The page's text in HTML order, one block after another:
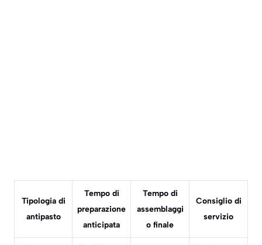
Tipologia di
antipasto
Tempo di
preparazione
anticipata
Tempo di
assemblaggi
o finale
Consiglio di
servizio